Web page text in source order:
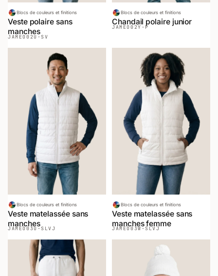
Blocs de couleurs et finitions
Veste polaire sans
manches
JAMEO02U-SV
Blocs de couleurs et finitions
Chandail polaire junior
JAMEO 02Y-P
Blocs de couleurs et finitions
Veste matelassée sans
manches
JAMEO03U-SLVJ
Blocs de couleurs et finitions
Veste matelassée sans
manches femme
JAMEO03W-SLVJ